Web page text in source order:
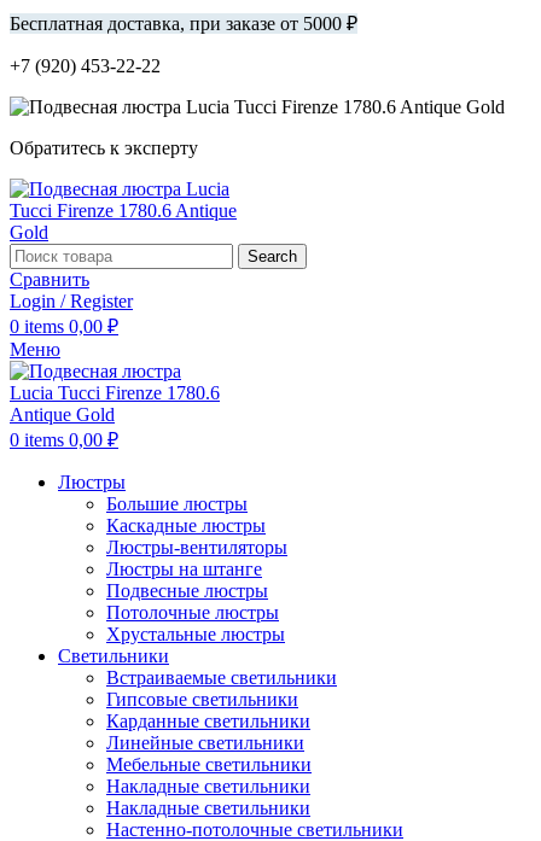
Бесплатная доставка, при заказе от 5000 ₽
+7 (920) 453-22-22
Обратитесь к эксперту
Search
Сравнить
Login / Register
0 items 0,00 ₽
Меню
0 items 0,00 ₽
Люстры
Большие люстры
Каскадные люстры
Люстры-вентиляторы
Люстры на штанге
Подвесные люстры
Потолочные люстры
Хрустальные люстры
Светильники
Встраиваемые светильники
Гипсовые светильники
Карданные светильники
Линейные светильники
Мебельные светильники
Накладные светильники
Накладные светильники
Настенно-потолочные светильники